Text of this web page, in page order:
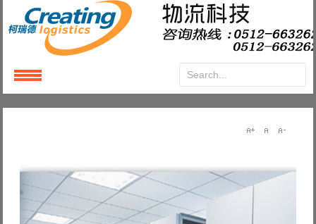
LoginorRegister
Password